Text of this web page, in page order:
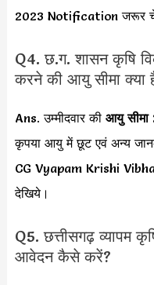
2023 Notification जरूर
Q4. छ.ग. शासन कृषि
करने की आयु सीमा क्या
Ans. उम्मीदवार की आयु सीमा
कृपया आयु में छूट एवं अन्य
CG Vyapam Krishi
देखिये।
Q5. छत्तीसगढ़ व्यापम
आवेदन कैसे करें?